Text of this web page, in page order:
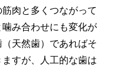
肉と多くつながって
み合わせにも変化が
天然歯）であればそ
すが、人工的な歯は